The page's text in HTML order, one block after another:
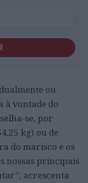
ou
à vontade do
se, por
kg) ou de
do marisco e os
nossas principais
acrescenta